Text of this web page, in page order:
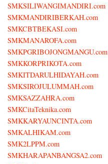
SMKSILIWANGIMANDIRI.com
SMKMANDIRIBERKAH.com
SMKCBTBEKASI.com
SMKMANAROFA.com
SMKPGRIBOJONGMANGU.com
SMKKORPRIKOTA.com
SMKITDARULHIDAYAH.com
SMKSIROJULUMMAH.com
SMKSAZZAHRA.com
SMKCitaTeknika.com
SMKKARYAUNCINTA.com
SMKALHIKAM.com
SMK2LPPM.com
SMKHARAPANBANGSA2.com